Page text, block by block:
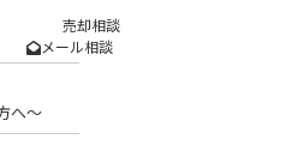
売却相談
メール相談